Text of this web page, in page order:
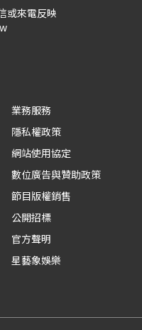
或來電反映
業務服務
隱私權政策
網站使用協定
數位廣告與贊助政策
節目版權銷售
公開招標
官方聲明
星藝象娛樂